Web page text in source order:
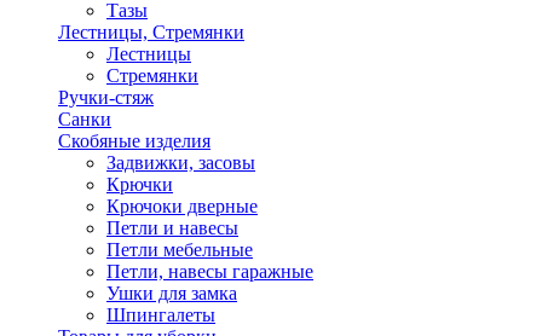
Тазы
Лестницы, Стремянки
Лестницы
Стремянки
Ручки-стяж
Санки
Скобяные изделия
Задвижки, засовы
Крючки
Крючоки дверные
Петли и навесы
Петли мебельные
Петли, навесы гаражные
Ушки для замка
Шпингалеты